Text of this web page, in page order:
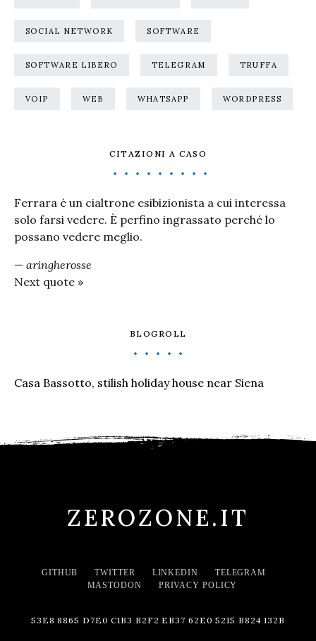
SOCIAL NETWORK SOFTWARE
SOFTWARE LIBERO TELEGRAM TRUFFA
VOIP WEB WHATSAPP WORDPRESS
CITAZIONI A CASO
Ferrara è un cialtrone esibizionista a cui interessa
solo farsi vedere. È perfino ingrassato perché lo
possano vedere meglio.
— aringherosse
Next quote »
BLOGROLL
Casa Bassotto, stilish holiday house near Siena
ZEROZONE.IT
GITHUB TWITTER LINKEDIN
TELEGRAM
MASTODON
PRIVACY POLICY
53E8 8865 D7E0 C1B3 B2F2 EB37 62E0 5215 B824 132B